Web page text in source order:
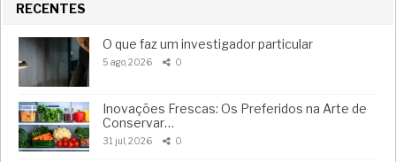
RECENTES
O que faz um investigador particular
5 ago, 2026 0
Inovações Frescas: Os Preferidos na Arte de
Conservar…
31 jul, 2026 0